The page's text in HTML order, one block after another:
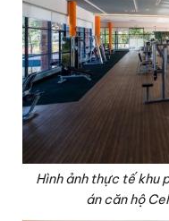
Hình ảnh thực tế khu
án căn hộ